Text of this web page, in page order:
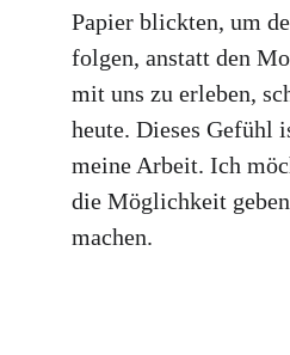
Papier blickten, um
folgen, anstatt den
mit uns zu erleben,
heute. Dieses Gefühl
meine Arbeit. Ich
die Möglichkeit
machen.